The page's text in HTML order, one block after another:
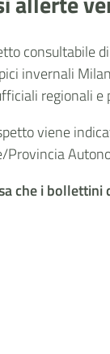
consultabile
invernali
regionali e
viene
Provincia
che i